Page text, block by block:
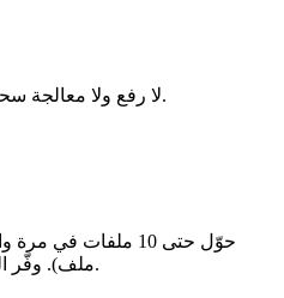
لا رفع ولا معالجة سحابية. كل شيء يبقى على جهازك.
ملف). وفّر الوقت بتحويل عدة فيديوهات معًا.